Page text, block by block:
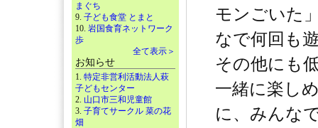
まぐち
9. 子ども食堂 とまと
10. 岩国食育ネットワーク
歩
全て表示＞
お知らせ
1. 特定非営利活動法人萩
子どもセンター
2. 山口市三和児童館
3. 子育てサークル 菜の花
畑
モンごいた
なで何回も
その他にも
一緒に楽し
に、みんな